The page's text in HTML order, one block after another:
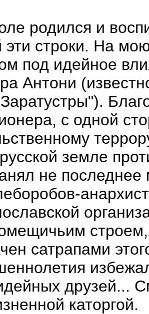
родился и
строки. На
под идейное
Антони
с одной
земле
не последнее
строем,
сатрапами
друзей...
каторгой.